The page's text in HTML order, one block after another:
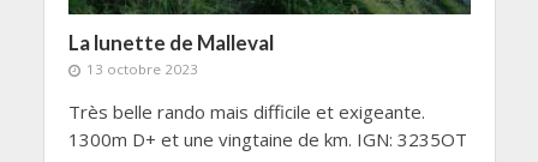
La lunette de Malleval
13 octobre 2023
Très belle rando mais difficile et exigeante.
1300m D+ et une vingtaine de km. IGN: 3235OT